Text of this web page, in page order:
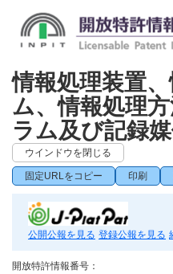
情報処理装置
ム、情報処理
ラム及び記録
ウインドウを閉じる
固定URLをコピー 印刷
公開公報を見る 登録公報を見る
開放特許情報番号：